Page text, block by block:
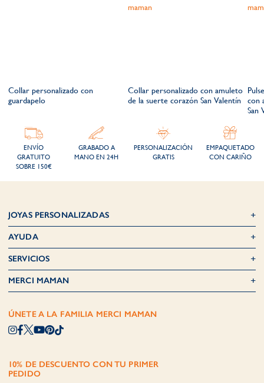
Collar personalizado con
guardapelo
Collar personalizado con amuleto
de la suerte corazón San Valentín
con
San
ENVÍO
GRATUITO
SOBRE 150€
GRABADO A
MANO EN 24H
PERSONALIZACIÓN
GRATIS
EMPAQUETADO
CON CARIÑO
JOYAS PERSONALIZADAS
AYUDA
SERVICIOS
MERCI MAMAN
ÚNETE A LA FAMILIA MERCI MAMAN
10% DE DESCUENTO CON TU PRIMER
PEDIDO